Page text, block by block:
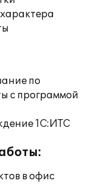
по
с программой
1С:ИТС
в офис